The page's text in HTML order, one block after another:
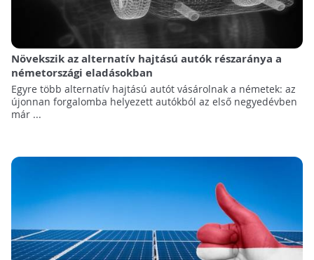
Növekszik az alternatív hajtású autók részaránya a
németországi eladásokban
Egyre több alternatív hajtású autót vásárolnak a németek: az
újonnan forgalomba helyezett autókból az első negyedévben
már ...